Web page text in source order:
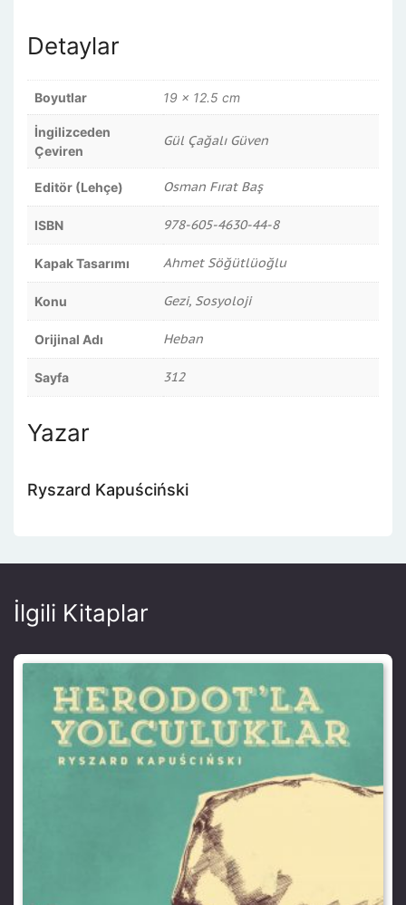
Detaylar
Boyutlar 19 × 12.5 cm
İngilizceden
Çeviren
Gül Çağalı Güven
Editör (Lehçe) Osman Fırat Baş
ISBN 978-605-4630-44-8
Kapak Tasarımı Ahmet Söğütlüoğlu
Konu Gezi, Sosyoloji
Orijinal Adı Heban
Sayfa 312
Yazar
Ryszard Kapuściński
İlgili Kitaplar